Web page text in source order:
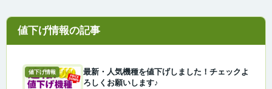
値下げ情報
最新・人気機種を値下げしました！チェックよ
ろしくお願いします♪